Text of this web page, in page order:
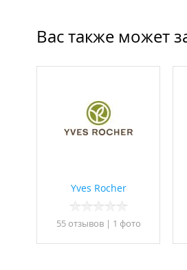
Вас также может
Yves Rocher
55 отзывов| 1 фото